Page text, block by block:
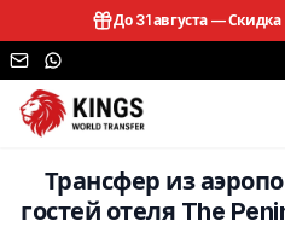
До 31 августа —Скидка
Трансфер из
гостей отеля The